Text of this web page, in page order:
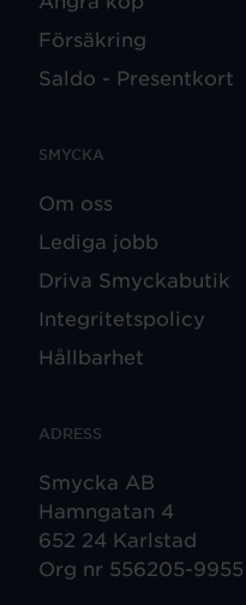
Försäkring
Saldo - Presentkort
SMYCKA
Om oss
Lediga jobb
Driva Smyckabutik
Integritetspolicy
Hållbarhet
ADRESS
Smycka AB
Hamngatan 4
652 24 Karlstad
Org nr 556205-9955